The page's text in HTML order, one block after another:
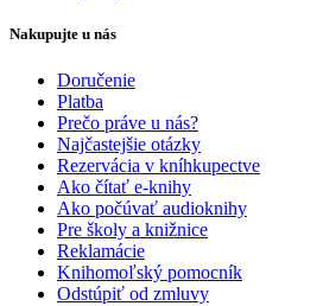
Nakupujte u nás
Doručenie
Platba
Prečo práve u nás?
Najčastejšie otázky
Rezervácia v kníhkupectve
Ako čítať e-knihy
Ako počúvať audioknihy
Pre školy a knižnice
Reklamácie
Knihomoľský pomocník
Odstúpiť od zmluvy